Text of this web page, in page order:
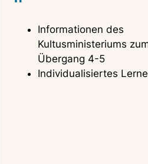
Informationen des
Kultusministeriums
Übergang 4-5
Individualisiertes